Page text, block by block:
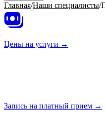
Главная/Наши специалисты/
Цены на услуги →
Запись на платный прием →